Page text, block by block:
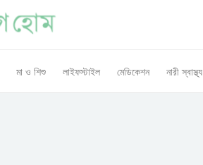
মা ও শিশু লাইফস্টাইল মেডিকেশন নারী স্বাস্থ্য